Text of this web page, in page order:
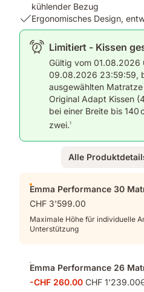
neue
Emma
AirGrid
Tech
optimale
Druckentlastung
Hervorragende
Luftzirkulation
super
kühlender
kühlender Bezug
USP
3:
Ergonomisches
Design,
entwickelt
Deutschland
Ergonomisches Design,
Limitiert - Kissen
Gültig vom
09.08.2026 23:59:59,
ausgewählten
Original Adapt Kissen
bei einer Breite bis 140
zwei.1
Alle
Emma Performance 30
CHF 3'599.00
Maximale Höhe für individuelle
Unterstützung
Emma Performance 26
-CHF 260.00 CHF 1'239.00